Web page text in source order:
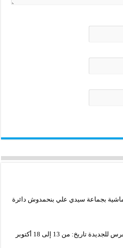
بجماعة سيدي علي بنحمدوش دائرة
الدورة السابعة عشرة لمعرض الفرس للجديدة تاريخ: من 13 إلى 18 أكتوبر